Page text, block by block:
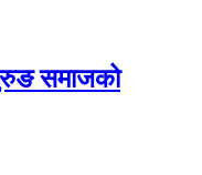
समाजको